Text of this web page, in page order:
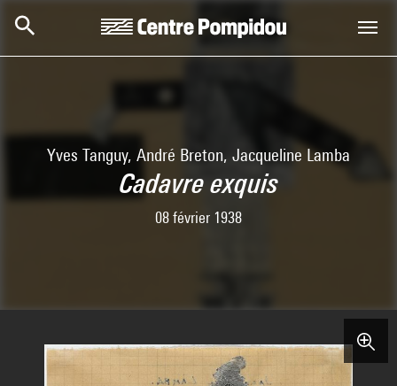
Yves Tanguy, André Breton, Jacqueline Lamba
Cadavre exquis
08 février 1938